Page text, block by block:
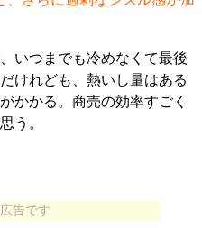
いつまでも冷めなくて最後
けれども、熱いし量はある
かかる。商売の効率すごく
う。
告です